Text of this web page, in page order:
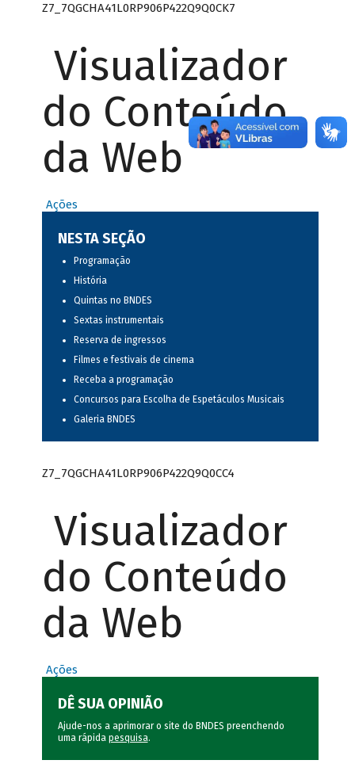
Z7_7QGCHA41L0RP906P422Q9Q0CK7
Visualizador
do Conteúdo
da Web
Ações
NESTA SEÇÃO
Programação
História
Quintas no BNDES
Sextas instrumentais
Reserva de ingressos
Filmes e festivais de cinema
Receba a programação
Concursos para Escolha de Espetáculos Musicais
Galeria BNDES
Z7_7QGCHA41L0RP906P422Q9Q0CC4
Visualizador
do Conteúdo
da Web
Ações
DÊ SUA OPINIÃO
Ajude-nos a aprimorar o site do BNDES preenchendo
uma rápida pesquisa.